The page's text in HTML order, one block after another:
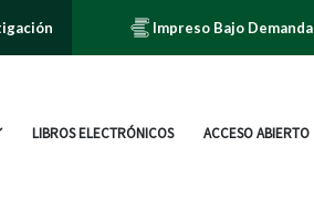
Impreso Bajo Demanda
LIBROS ELECTRÓNICOS ACCESO ABIERTO